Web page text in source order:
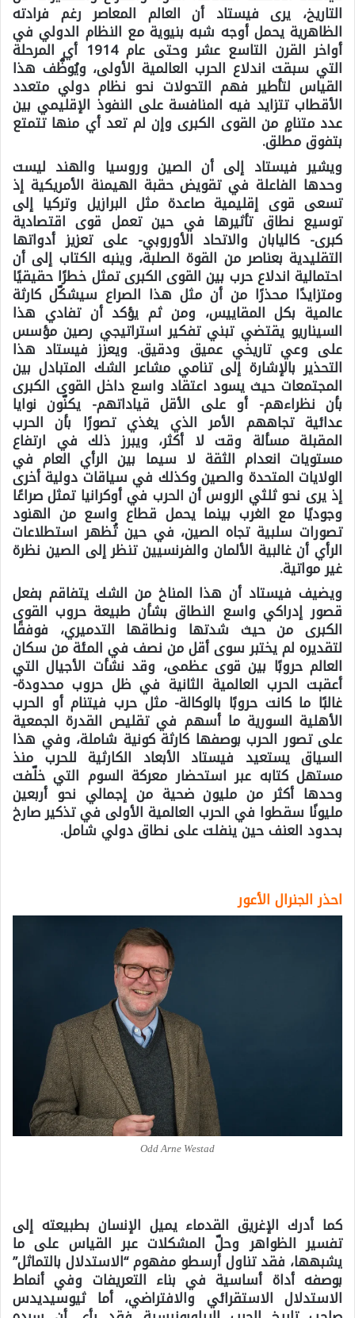
التاريخ، يرى فيستاد أن العالم المعاصر رغم فرادته
الظاهرية يحمل أوجه شبه بنيوية مع النظام الدولي في
أواخر القرن التاسع عشر وحتى عام 1914 أي المرحلة
التي سبقت اندلاع الحرب العالمية الأولى، ويُوظَّف هذا
القياس لتأطير فهم التحولات نحو نظام دولي متعدد
الأقطاب تتزايد فيه المنافسة على النفوذ الإقليمي بين
عدد متنامٍ من القوى الكبرى وإن لم تعد أي منها تتمتع
بتفوق مطلق.
ويشير فيستاد إلى أن الصين وروسيا والهند ليست
وحدها الفاعلة في تقويض حقبة الهيمنة الأمريكية إذ
تسعى قوى إقليمية صاعدة مثل البرازيل وتركيا إلى
توسيع نطاق تأثيرها في حين تعمل قوى اقتصادية
كبرى- كاليابان والاتحاد الأوروبي- على تعزيز أدواتها
التقليدية بعناصر من القوة الصلبة، وينبه الكتاب إلى أن
احتمالية اندلاع حرب بين القوى الكبرى تمثل خطرًا حقيقيًا
ومتزايدًا محذرًا من أن مثل هذا الصراع سيشكّل كارثة
عالمية بكل المقاييس، ومن ثم يؤكد أن تفادي هذا
السيناريو يقتضي تبني تفكير استراتيجي رصين مؤسس
على وعي تاريخي عميق ودقيق. ويعزز فيستاد هذا
التحذير بالإشارة إلى تنامي مشاعر الشك المتبادل بين
المجتمعات حيث يسود اعتقاد واسع داخل القوى الكبرى
بأن نظراءهم- أو على الأقل قياداتهم- يكنّون نوايا
عدائية تجاههم الأمر الذي يغذي تصورًا بأن الحرب
المقبلة مسألة وقت لا أكثر، ويبرز ذلك في ارتفاع
مستويات انعدام الثقة لا سيما بين الرأي العام في
الولايات المتحدة والصين وكذلك في سياقات دولية أخرى
إذ يرى نحو ثلثي الروس أن الحرب في أوكرانيا تمثل صراعًا
وجوديًا مع الغرب بينما يحمل قطاع واسع من الهنود
تصورات سلبية تجاه الصين، في حين تُظهر استطلاعات
الرأي أن غالبية الألمان والفرنسيين تنظر إلى الصين نظرة
غير مواتية.
ويضيف فيستاد أن هذا المناخ من الشك يتفاقم بفعل
قصور إدراكي واسع النطاق بشأن طبيعة حروب القوى
الكبرى من حيث شدتها ونطاقها التدميري، فوفقًا
لتقديره لم يختبر سوى أقل من نصف في المئة من سكان
العالم حروبًا بين قوى عظمى، وقد نشأت الأجيال التي
أعقبت الحرب العالمية الثانية في ظل حروب محدودة-
غالبًا ما كانت حروبًا بالوكالة- مثل حرب فيتنام أو الحرب
الأهلية السورية ما أسهم في تقليص القدرة الجمعية
على تصور الحرب بوصفها كارثة كونية شاملة، وفي هذا
السياق يستعيد فيستاد الأبعاد الكارثية للحرب منذ
مستهل كتابه عبر استحضار معركة السوم التي خلّفت
وحدها أكثر من مليون ضحية من إجمالي نحو أربعين
مليونًا سقطوا في الحرب العالمية الأولى في تذكير صارخ
بحدود العنف حين ينفلت على نطاق دولي شامل.
احذر الجنرال الأعور
Odd Arne Westad
كما أدرك الإغريق القدماء يميل الإنسان بطبيعته إلى
تفسير الظواهر وحلّ المشكلات عبر القياس على ما
يشبهها، فقد تناول أرسطو مفهوم “الاستدلال بالتماثل”
بوصفه أداة أساسية في بناء التعريفات وفي أنماط
الاستدلال الاستقرائي والافتراضي، أما ثيوسيديدس